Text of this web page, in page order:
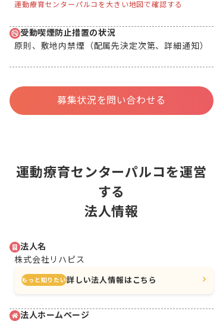
運動療育センターパルコを大きい地図で確認する
受動喫煙防止措置の状況
原則、敷地内禁煙（配属先決定次第、詳細通知）
募集状況を問い合わせる
運動療育センターパルコを運営
する
法人情報
法人名
株式会社リハピス
もっと知りたい詳しい法人情報はこちら
法人ホームページ